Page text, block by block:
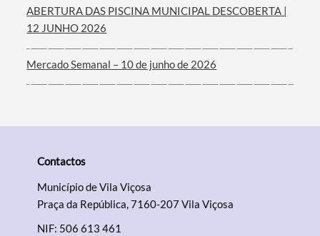
Filtros
ABERTURA DAS PISCINA MUNICIPAL DESCOBERTA |
12 JUNHO 2026
Mercado Semanal – 10 de junho de 2026
Contactos
Município de Vila Viçosa
Praça da República, 7160-207 Vila Viçosa
NIF: 506 613 461